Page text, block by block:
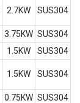
2.7KW SUS304
3.75KW SUS304
1.5KW
SUS304
1.5KW SUS304
0.75KW SUS304